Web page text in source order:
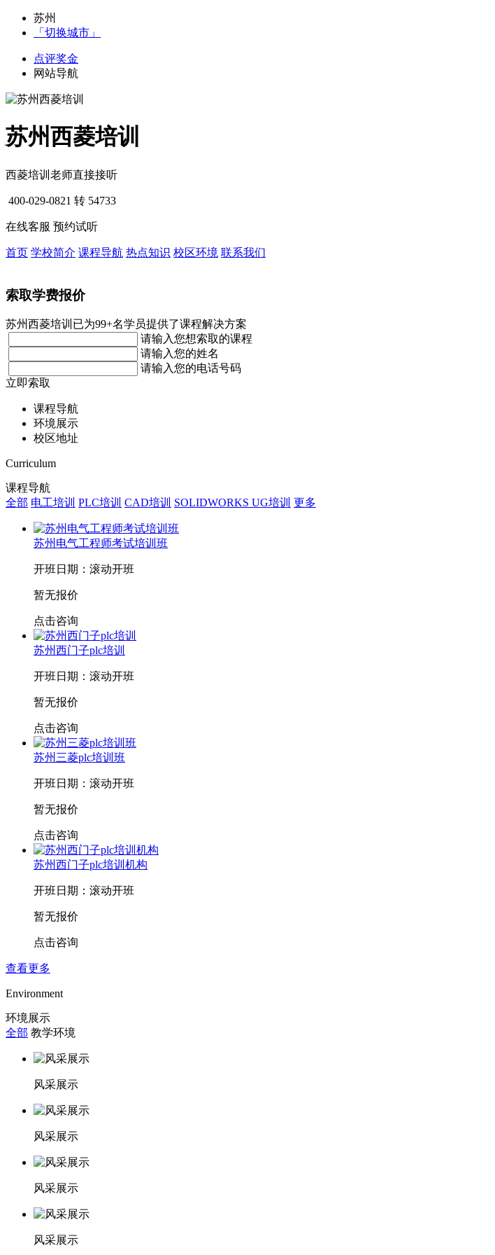
苏州
「切换城市」
点评奖金
网站导航
苏州西菱培训
西菱培训老师直接接听
400-029-0821 转 54733
在线客服 预约试听
首页 学校简介 课程导航 热点知识 校区环境 联系我们
索取学费报价
苏州西菱培训已为99+名学员提供了课程解决方案
请输入您想索取的课程
请输入您的姓名
请输入您的电话号码
立即索取
课程导航
环境展示
校区地址
Curriculum
课程导航
全部 电工培训 PLC培训 CAD培训 SOLIDWORKS UG培训 更多
苏州电气工程师考试培训班
开班日期：滚动开班
暂无报价
点击咨询
苏州西门子plc培训
开班日期：滚动开班
暂无报价
点击咨询
苏州三菱plc培训班
开班日期：滚动开班
暂无报价
点击咨询
苏州西门子plc培训机构
开班日期：滚动开班
暂无报价
点击咨询
查看更多
Environment
环境展示
全部 教学环境
风采展示
风采展示
风采展示
风采展示